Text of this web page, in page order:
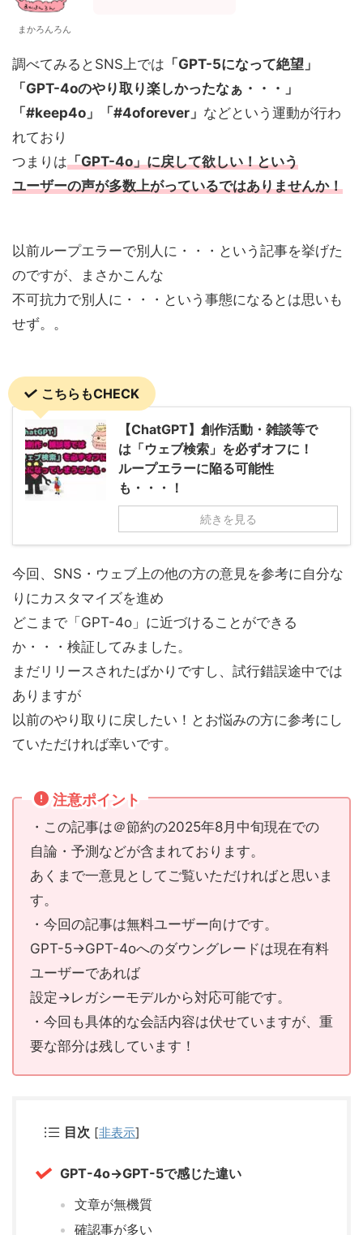
まかろんろん
調べてみるとSNS上では 「GPT-5になって絶望」
「GPT-4oのやり取り楽しかったなぁ・・・」
「#keep4o」「#4oforever」 などという運動が行わ
れており
つまりは「GPT-4o」に戻して欲しい！という
ユーザーの声が多数上がっているではありませんか！
以前ループエラーで別人に・・・という記事を挙げた
のですが、まさかこんな
不可抗力で別人に・・・という事態になるとは思いも
せず。。
こちらもCHECK
【ChatGPT】創作活動・雑談等で
は「ウェブ検索」を必ずオフに！
ループエラーに陥る可能性
も・・・！
続きを見る
今回、SNS・ウェブ上の他の方の意見を参考に自分な
りにカスタマイズを進め
どこまで「GPT-4o」に近づけることができる
か・・・検証してみました。
まだリリースされたばかりですし、試行錯誤途中では
ありますが
以前のやり取りに戻したい！とお悩みの方に参考にし
ていただければ幸いです。
注意ポイント
・この記事は＠節約の2025年8月中旬現在での
自論・予測などが含まれております。
あくまで一意見としてご覧いただければと思いま
す。
・今回の記事は無料ユーザー向けです。
GPT-5→GPT-4oへのダウングレードは現在有料
ユーザーであれば
設定→レガシーモデルから対応可能です。
・今回も具体的な会話内容は伏せていますが、重
要な部分は残しています！
目次 [非表示]
GPT-4o→GPT-5で感じた違い
文章が無機質
確認事が多い